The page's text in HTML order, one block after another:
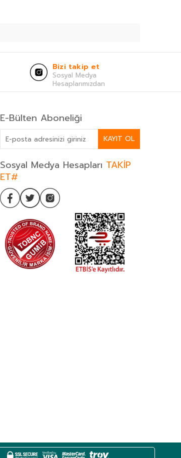
Bizi takip et
Sosyal Medya
Hesaplarımızdan
E-Bülten Aboneliği
KAYIT OL
Sosyal Medya Hesapları TAKİP
ET#